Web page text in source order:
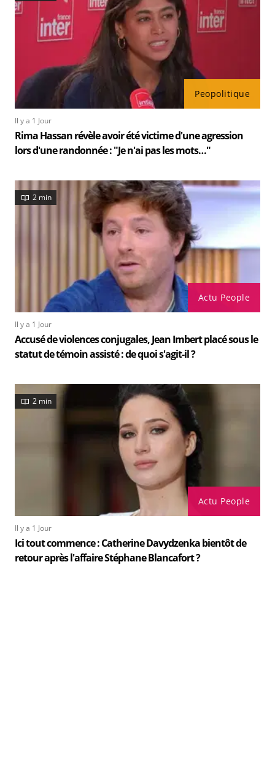
Peopolitique
Il y a 1 Jour
Rima Hassan révèle avoir été victime d'une agression
lors d'une randonnée : "Je n'ai pas les mots…"
Actu People
2 min
Il y a 1 Jour
Accusé de violences conjugales, Jean Imbert placé sous le
statut de témoin assisté : de quoi s'agit-il ?
Actu People
2 min
Il y a 1 Jour
Ici tout commence : Catherine Davydzenka bientôt de
retour après l'affaire Stéphane Blancafort ?